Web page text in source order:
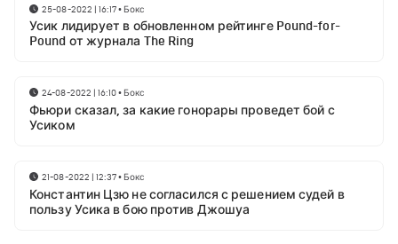
25-08-2022 | 16:17• Бокс
Усик лидирует в обновленном рейтинге Pound-for-
Pound от журнала The Ring
24-08-2022 | 16:10• Бокс
Фьюри сказал, за какие гонорары проведет бой с
Усиком
21-08-2022 | 12:37• Бокс
Константин Цзю не согласился с решением судей в
пользу Усика в бою против Джошуа